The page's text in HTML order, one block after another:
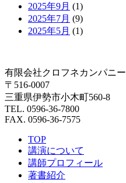
2025年9月 (1)
2025年7月 (9)
2025年5月 (1)
有限会社クロフネカンパニー
〒516-0007
三重県伊勢市小木町560-8
TEL. 0596-36-7800
FAX. 0596-36-7575
TOP
講演について
講師プロフィール
著書紹介